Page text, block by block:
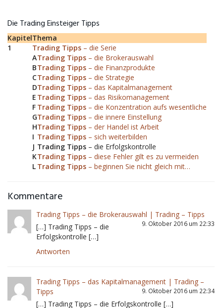
Die Trading Einsteiger Tipps
KapitelThema
1
Trading Tipps – die Serie
ATrading Tipps – die Brokerauswahl
BTrading Tipps – die Finanzprodukte
CTrading Tipps – die Strategie
DTrading Tipps – das Kapitalmanagement
E Trading Tipps – das Risikomanagement
F Trading Tipps – die Konzentration aufs wesentliche
GTrading Tipps – die innere Einstellung
HTrading Tipps – der Handel ist Arbeit
I Trading Tipps – sich weiterbilden
J Trading Tipps – die Erfolgskontrolle
KTrading Tipps – diese Fehler gilt es zu vermeiden
L Trading Tipps – beginnen Sie nicht gleich mit…
Kommentare
Trading Tipps – die Brokerauswahl | Trading – Tipps
9. Oktober 2016 um 22:33
[…] Trading Tipps – die
Erfolgskontrolle […]
Antworten
Trading Tipps – das Kapitalmanagement | Trading –
Tipps
9. Oktober 2016 um 22:34
[…] Trading Tipps – die Erfolgskontrolle […]